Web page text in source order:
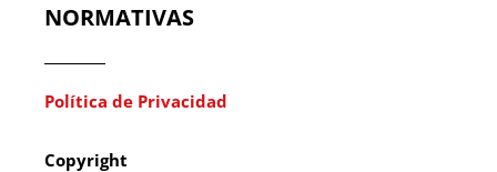
NORMATIVAS
Política de Privacidad
Copyright